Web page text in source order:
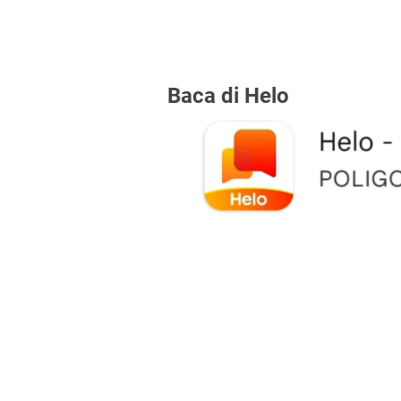
Baca di Helo